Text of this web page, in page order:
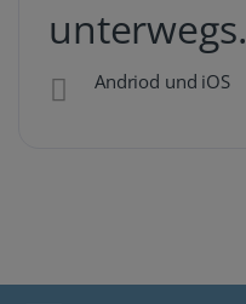
unterwegs.
Andriod und iOS